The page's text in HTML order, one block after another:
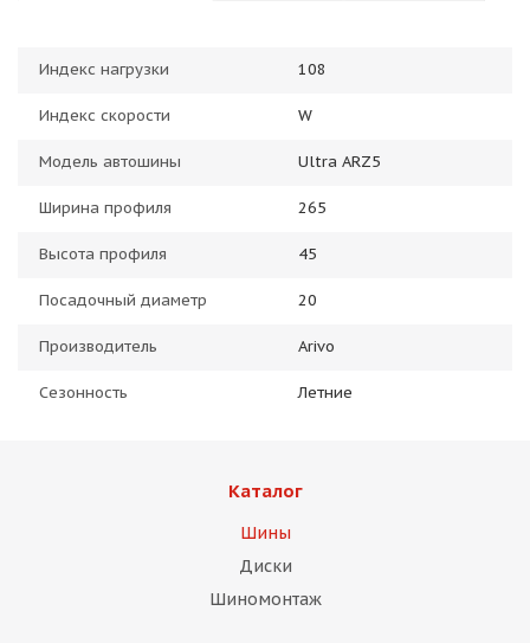
Индекс нагрузки 108
Индекс скорости W
Модель автошины Ultra ARZ5
Ширина профиля 265
Высота профиля 45
Посадочный диаметр 20
Производитель Arivo
Сезонность Летние
Каталог
Шины
Диски
Шиномонтаж